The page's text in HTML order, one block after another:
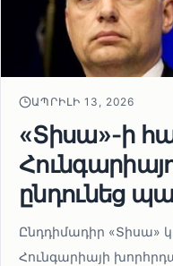
ԱՊՐԻԼԻ 13, 2026
«Տիսա»-ի
ընդունեց
Ընդդիմադիր «Տիսա»
Հունգարիայի